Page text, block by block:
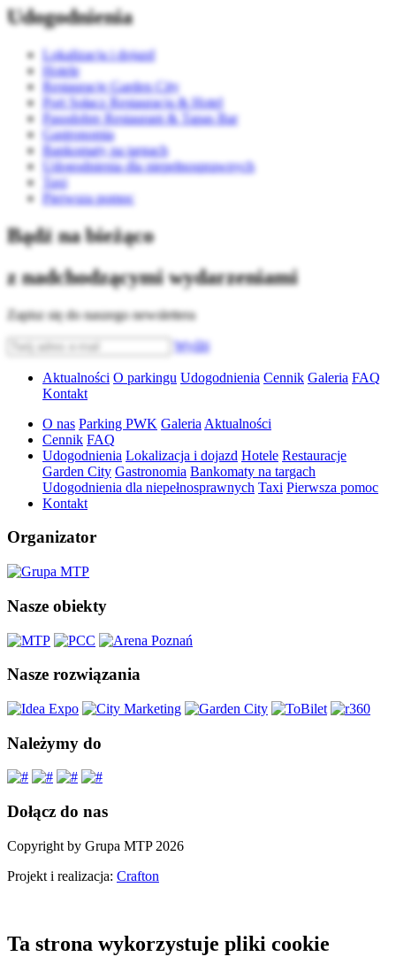
Udogodnienia
Lokalizacja i dojazd
Hotele
Restauracje Garden City
Port Sołacz Restauracja & Hotel
Pasodobre Restaurant & Tapas Bar
Gastronomia
Bankomaty na targach
Udogodnienia dla niepełnosprawnych
Taxi
Pierwsza pomoc
Bądź na bieżąco
z nadchodzącymi wydarzeniami
Zapisz się do naszego newslettera
Wyślij
Aktualności O parkingu Udogodnienia Cennik Galeria FAQ
Kontakt
O nas Parking PWK Galeria Aktualności
Cennik FAQ
Udogodnienia Lokalizacja i dojazd Hotele Restauracje
Garden City Gastronomia Bankomaty na targach
Udogodnienia dla niepełnosprawnych Taxi Pierwsza pomoc
Kontakt
Organizator
Nasze obiekty
Nasze rozwiązania
Należymy do
Dołącz do nas
Copyright by Grupa MTP 2026
Projekt i realizacja: Crafton
Ta strona wykorzystuje pliki cookie